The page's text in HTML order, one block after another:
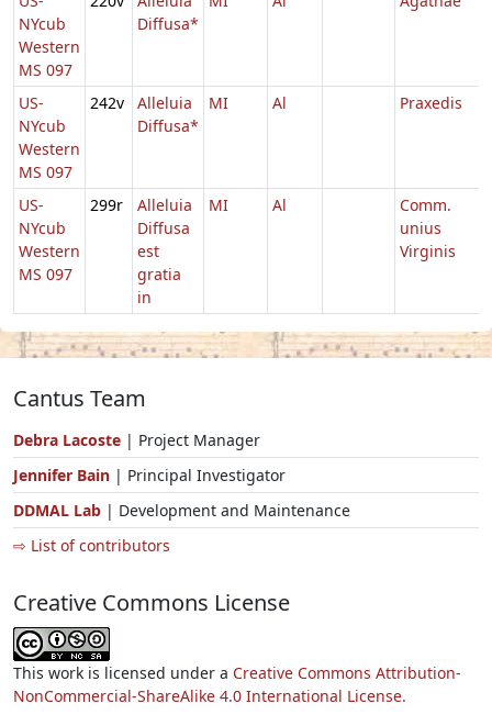
NYcub
Western
MS 097
Diffusa*
US-
NYcub
Western
MS 097
242v
Alleluia
Diffusa*
MI Al Praxedis
US-
NYcub
Western
MS 097
299r
Alleluia
Diffusa
est
gratia
in
MI Al
Comm.
unius
Virginis
Cantus Team
Debra Lacoste | Project Manager
Jennifer Bain | Principal Investigator
DDMAL Lab | Development and Maintenance
⇨ List of contributors
Creative Commons License
This work is licensed under a Creative Commons Attribution-
NonCommercial-ShareAlike 4.0 International License.